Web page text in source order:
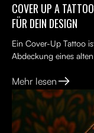
COVER UP A
FÜR DEIN DESIGN
Ein Cover-Up Tattoo
Abdeckung eines
Mehr lesen